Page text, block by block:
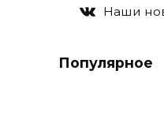
Наши
Популярное